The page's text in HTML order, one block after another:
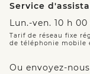
Service
Lun.-ven. 10 h 00
Tarif de réseau fixe
de téléphonie mobile
Ou envoyez-